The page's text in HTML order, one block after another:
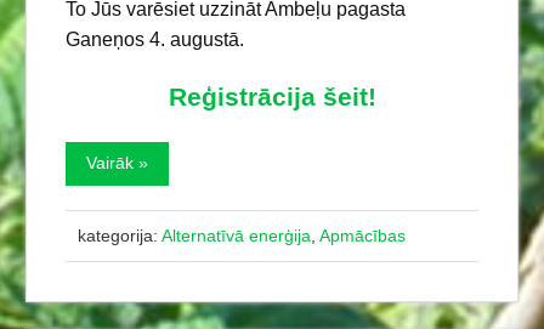
To Jūs varēsiet uzzināt Ambeļu pagasta
Ganeņos 4. augustā.
Reģistrācija šeit!
Vairāk »
kategorija: Alternatīvā enerģija Apmācības